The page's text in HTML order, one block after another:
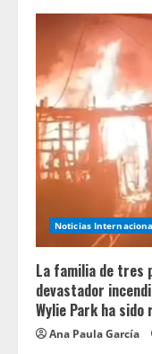
Noticias
La familia de tres
devastador
Wylie Park ha sido
Ana Paula García